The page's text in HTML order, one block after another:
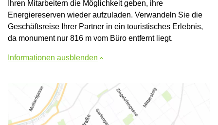
Ihren Mitarbeitern die Möglichkeit geben, ihre
Energiereserven wieder aufzuladen. Verwandeln Sie die
Geschäftsreise Ihrer Partner in ein touristisches Erlebnis,
da monument nur 816 m vom Büro entfernt liegt.
Informationen ausblenden